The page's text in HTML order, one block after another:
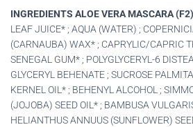
INGREDIENTS ALOE VERA MASCARA
LEAF JUICE* ; AQUA (WATER) ;
(CARNAUBA) WAX* ; CAPRYLIC/CAPRIC
SENEGAL GUM* ; POLYGLYCERYL-6
GLYCERYL BEHENATE ; SUCROSE
KERNEL OIL* ; BEHENYL ALCOHOL ;
(JOJOBA) SEED OIL* ; BAMBUSA
HELIANTHUS ANNUUS (SUNFLOWER)